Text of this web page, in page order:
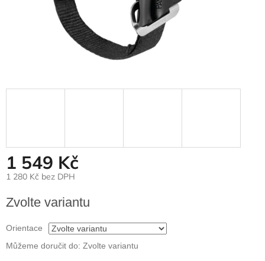
1 549 Kč
1 280 Kč bez DPH
cena:
Zvolte variantu
Orientace
Můžeme doručit do: Zvolte variantu